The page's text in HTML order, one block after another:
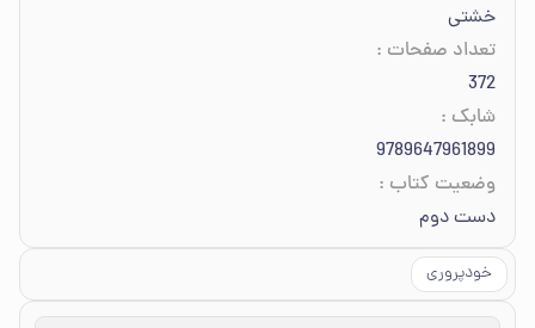
خشتی
تعداد صفحات :
372
شابک :
9789647961899
وضعیت کتاب :
دست دوم
خودپروری